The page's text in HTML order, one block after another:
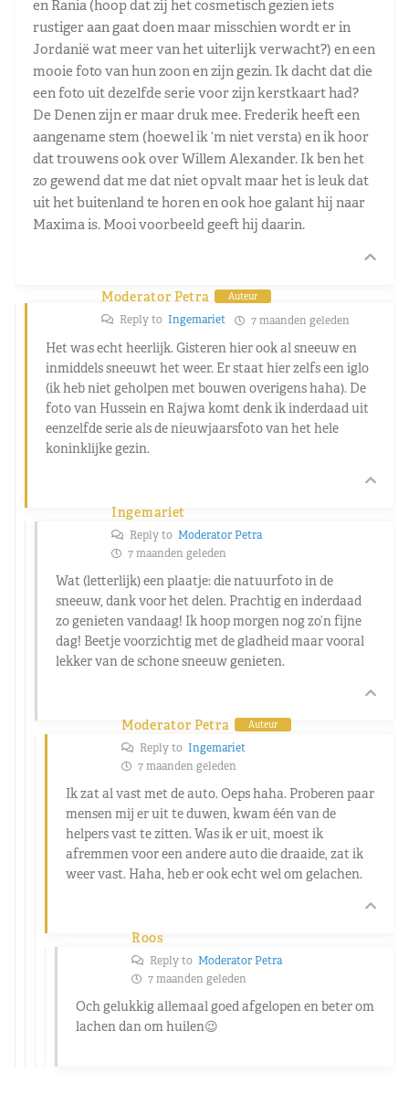
en Rania (hoop dat zij het cosmetisch gezien iets
rustiger aan gaat doen maar misschien wordt er in
Jordanië wat meer van het uiterlijk verwacht?) en een
mooie foto van hun zoon en zijn gezin. Ik dacht dat die
een foto uit dezelfde serie voor zijn kerstkaart had?
De Denen zijn er maar druk mee. Frederik heeft een
aangename stem (hoewel ik ‘m niet versta) en ik hoor
dat trouwens ook over Willem Alexander. Ik ben het
zo gewend dat me dat niet opvalt maar het is leuk dat
uit het buitenland te horen en ook hoe galant hij naar
Maxima is. Mooi voorbeeld geeft hij daarin.
Moderator Petra Auteur
Reply to Ingemariet 7 maanden geleden
Het was echt heerlijk. Gisteren hier ook al sneeuw en
inmiddels sneeuwt het weer. Er staat hier zelfs een iglo
(ik heb niet geholpen met bouwen overigens haha). De
foto van Hussein en Rajwa komt denk ik inderdaad uit
eenzelfde serie als de nieuwjaarsfoto van het hele
koninklijke gezin.
Ingemariet
Reply to Moderator Petra
7 maanden geleden
Wat (letterlijk) een plaatje: die natuurfoto in de
sneeuw, dank voor het delen. Prachtig en inderdaad
zo genieten vandaag! Ik hoop morgen nog zo’n fijne
dag! Beetje voorzichtig met de gladheid maar vooral
lekker van de schone sneeuw genieten.
Moderator Petra Auteur
Reply to Ingemariet
7 maanden geleden
Ik zat al vast met de auto. Oeps haha. Proberen paar
mensen mij er uit te duwen, kwam één van de
helpers vast te zitten. Was ik er uit, moest ik
afremmen voor een andere auto die draaide, zat ik
weer vast. Haha, heb er ook echt wel om gelachen.
Roos
Reply to Moderator Petra
7 maanden geleden
Och gelukkig allemaal goed afgelopen en beter om
lachen dan om huilen😉